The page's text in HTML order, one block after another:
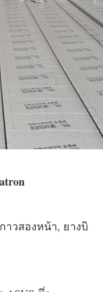
าวสองหน้า, ยางบิ